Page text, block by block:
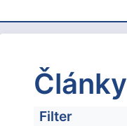
Články
Filter